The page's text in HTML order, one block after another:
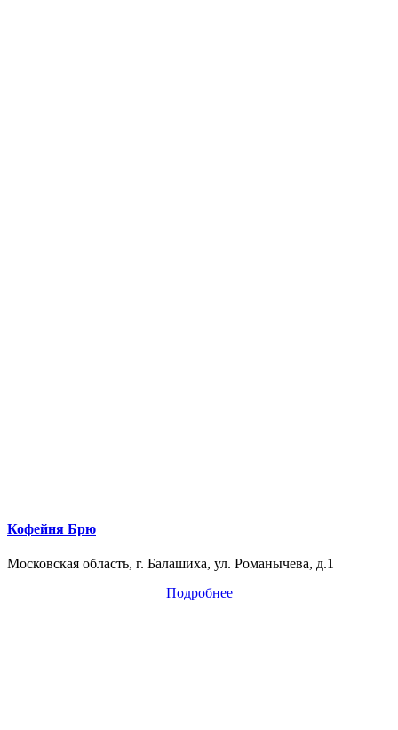
Кофейня Брю
Московская область, г. Балашиха, ул. Романычева, д.1
Подробнее